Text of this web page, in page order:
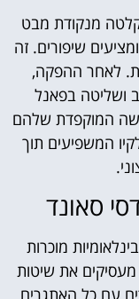
מנקודת מבט
שיפורים. זה
לאחר ההפקה,
ושליטה בפאנל
המוקפדת שלהם
המשפיעים תוך
סאונד
מוכרות
את שיטות
עם כל האתגרים